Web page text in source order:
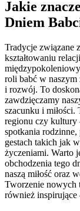
Jakie
Dniem
Tradycje związane
kształtowaniu
roli babć w naszym
i rozwój. To
zawdzięczamy
szacunku i miłości.
regionu czy kultury
spotkania
gestach takich jak
życzeniami. Warto
obchodzenia tego
naszą miłość oraz
Tworzenie nowych
również inspirujące